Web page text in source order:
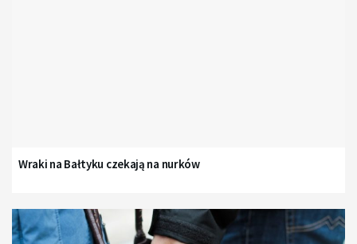
Wraki na Bałtyku czekają na nurków